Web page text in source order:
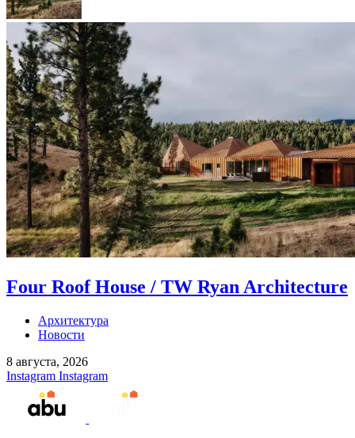
Four Roof House / TW Ryan Architecture
Архитектура
Новости
8 августа, 2026
Instagram Instagram